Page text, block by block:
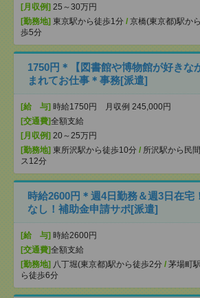
[月収例] 25～30万円
[勤務地] 東京駅から徒歩1分 / 京橋(東京都)駅か
歩5分
1750円＊【図書館や博物館が好きな
まれてお仕事＊事務[派遣]
[給 与] 時給1750円 月収例 245,000円
[交通費]全額支給
[月収例] 20～25万円
[勤務地] 東所沢駅から徒歩10分 / 所沢駅から民
ス12分
時給2600円＊週4日勤務＆週3日在宅
なし！補助金申請サポ[派遣]
[給 与] 時給2600円
[交通費]全額支給
[勤務地] 八丁堀(東京都)駅から徒歩2分 / 茅場町
ら徒歩6分